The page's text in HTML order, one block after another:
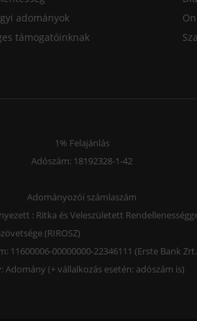
adományok
támogatóinknak
1% Felajánlás
Adószám: 18192328-1-42
Adományozói számlaszám
: Ritka és Veleszületett
(RIROSZ)
11600006-00000000-22346111 (Erste Bank
Adomány (+ vállalkozás esetén: adószám is)